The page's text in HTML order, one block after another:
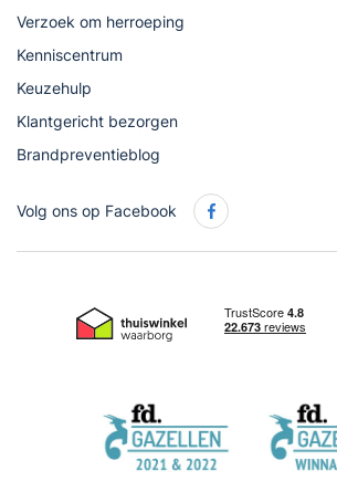
Verzoek om herroeping
Kenniscentrum
Keuzehulp
Klantgericht bezorgen
Brandpreventieblog
Volg ons op Facebook